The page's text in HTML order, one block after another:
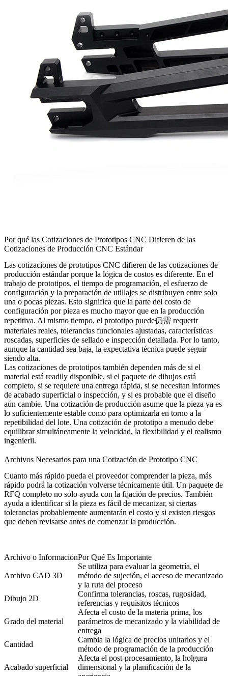
Por qué las Cotizaciones de Prototipos CNC Difieren de las
Cotizaciones de Producción CNC Estándar
Las cotizaciones de prototipos CNC difieren de las cotizaciones de
producción estándar porque la lógica de costos es diferente. En el
trabajo de prototipos, el tiempo de programación, el esfuerzo de
configuración y la preparación de utillajes se distribuyen entre solo
una o pocas piezas. Esto significa que la parte del costo de
configuración por pieza es mucho mayor que en la producción
repetitiva. Al mismo tiempo, el prototipo puede仍需 requerir
materiales reales, tolerancias funcionales ajustadas, características
roscadas, superficies de sellado e inspección detallada. Por lo tanto,
aunque la cantidad sea baja, la expectativa técnica puede seguir
siendo alta.
Las cotizaciones de prototipos también dependen más de si el
material está readily disponible, si el paquete de dibujos está
completo, si se requiere una entrega rápida, si se necesitan informes
de acabado superficial o inspección, y si es probable que el diseño
aún cambie. Una cotización de producción asume que la pieza ya es
lo suficientemente estable como para optimizarla en torno a la
repetibilidad del lote. Una cotización de prototipo a menudo debe
equilibrar simultáneamente la velocidad, la flexibilidad y el realismo
ingenieril.
Archivos Necesarios para una Cotización de Prototipo CNC
Cuanto más rápido pueda el proveedor comprender la pieza, más
rápido podrá la cotización volverse técnicamente útil. Un paquete de
RFQ completo no solo ayuda con la fijación de precios. También
ayuda a identificar si la pieza es fácil de mecanizar, si ciertas
tolerancias probablemente aumentarán el costo y si existen riesgos
que deben revisarse antes de comenzar la producción.
Archivo o InformaciónPor Qué Es Importante
Archivo CAD 3D
Se utiliza para evaluar la geometría, el
método de sujeción, el acceso de mecanizado
y la ruta del proceso
Dibujo 2D
Confirma tolerancias, roscas, rugosidad,
referencias y requisitos técnicos
Grado del material
Afecta el costo de la materia prima, los
parámetros de mecanizado y la viabilidad de
entrega
Cantidad
Cambia la lógica de precios unitarios y el
método de programación de la producción
Acabado superficial
Afecta el post-procesamiento, la holgura
dimensional y la planificación de la